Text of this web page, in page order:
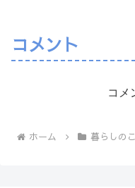
コメント
コメ
ホーム 暮らしの